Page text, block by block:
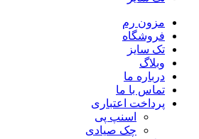
مزون رم
فروشگاه
تک سایز
وبلاگ
درباره ما
تماس با ما
پرداخت اعتباری
اسنپ پی
چک صیادی